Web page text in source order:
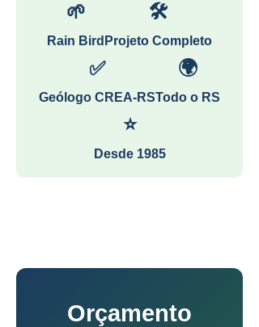
🌱
Rain Bird
🛠
Projeto Completo
✅
Geólogo CREA-RS
🌍
Todo o RS
⭐
Desde 1985
Orçamento